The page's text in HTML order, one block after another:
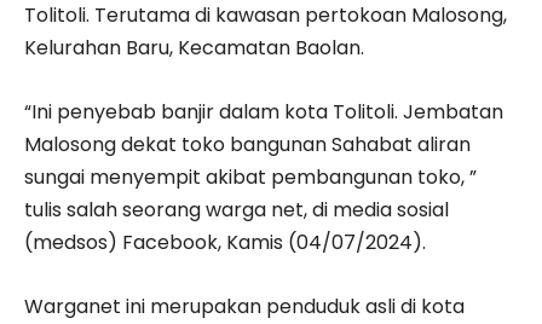
Tolitoli. Terutama di kawasan pertokoan Malosong,
Kelurahan Baru, Kecamatan Baolan.
“Ini penyebab banjir dalam kota Tolitoli. Jembatan
Malosong dekat toko bangunan Sahabat aliran
sungai menyempit akibat pembangunan toko, ”
tulis salah seorang warga net, di media sosial
(medsos) Facebook, Kamis (04/07/2024).
Warganet ini merupakan penduduk asli di kota